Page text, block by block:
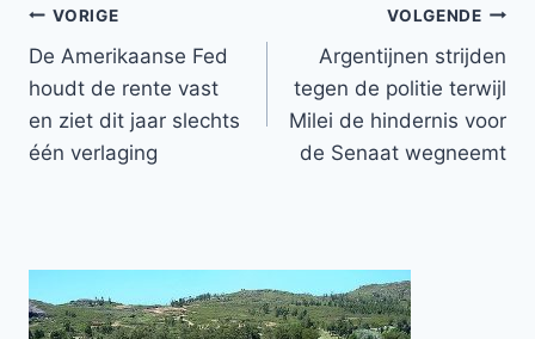
Bericht
navigatie
VORIGE
De Amerikaanse Fed
houdt de rente vast
en ziet dit jaar slechts
één verlaging
VOLGENDE
Argentijnen strijden
tegen de politie terwijl
Milei de hindernis voor
de Senaat wegneemt